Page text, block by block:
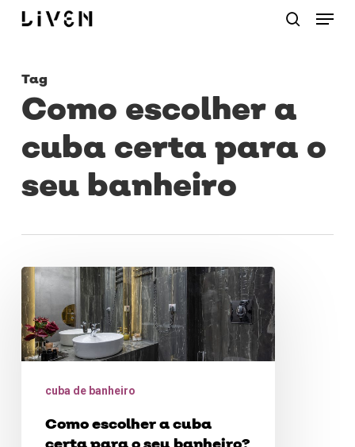
Skip
content
Menu
Tag
Como escolher a
cuba certa para o
seu banheiro
Como
escolher
a
cuba
cuba de banheiro
Como escolher a cuba